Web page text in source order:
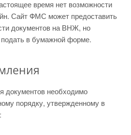
время нет возможности
Сайт ФМС может предоставить
документов на ВНЖ, но
в бумажной форме.
документов необходимо
порядку, утвержденному в